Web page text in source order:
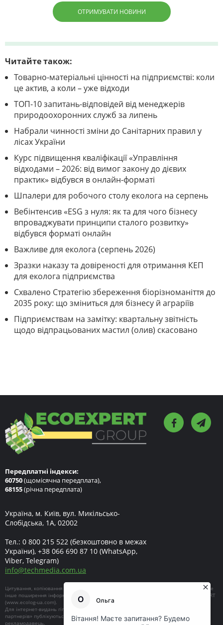
ОТРИМУВАТИ НОВИНИ
Читайте також:
Товарно-матеріальні цінності на підприємстві: коли
це актив, а коли – уже відходи
ТОП-10 запитань-відповідей від менеджерів
природоохоронних служб за липень
Набрали чинності зміни до Санітарних правил у
лісах України
Курс підвищення кваліфікації «Управління
відходами – 2026: від вимог закону до дієвих
практик» відбувся в онлайн-форматі
Шпалери для робочого столу еколога на серпень
Вебінтенсив «ESG з нуля: як та для чого бізнесу
впроваджувати принципи сталого розвитку»
відбувся форматі онлайн
Важливе для еколога (серпень 2026)
Зразки наказу та довіреності для отримання КЕП
для еколога підприємства
Схвалено Стратегію збереження біорізноманіття до
2035 року: що зміниться для бізнесу й аграріїв
Підприємствам на замітку: квартальну звітність
щодо відпрацьованих мастил (олив) скасовано
Передплатні індекси:
60750(щомісячна передплата),
68155(річна передплата)
Україна, м. Київ, вул. Микільсько-
Слобідська, 1А, 02002
Тел.: 0 800 215 522 (безкоштовно в межах
України), +38 066 690 87 10 (WhatsApp,
Viber, Telegram)
info@techmedia.com.ua
Цитування, копіювання окремих частин текстів чи зображень, передрук чи будь-яке
інше поширення інформації ECOEXPERT можливе за умови посилання на ECOEXPERT
(www.ecolog-ua.com).
Для інтернет-видань гіперпосилання є обов'язковим. Матеріали в блоці «Новини
партнерів» публікуються на правах реклами, відповідальність за їхній зміст несе
рекламодавець.